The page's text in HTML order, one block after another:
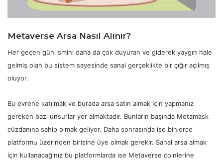
Metaverse Arsa Nasıl Alınır?
Her geçen gün ismini daha da çok duyuran ve giderek yaygın hale
gelmiş olan bu sistem sayesinde sanal gerçeklikte bir çığır açılmış
oluyor.
Bu evrene katılmak ve burada arsa satın almak için yapmanız
gereken bazı unsurlar yer almaktadır. Bunların başında Metamask
cüzdanına sahip olmak geliyor. Daha sonrasında ise binlerce
platformu üzerinden birisine üye olmak gerekir. Sanal arsa almak
için kullanacağınız bu platformlarda ise Metaverse coinlerine